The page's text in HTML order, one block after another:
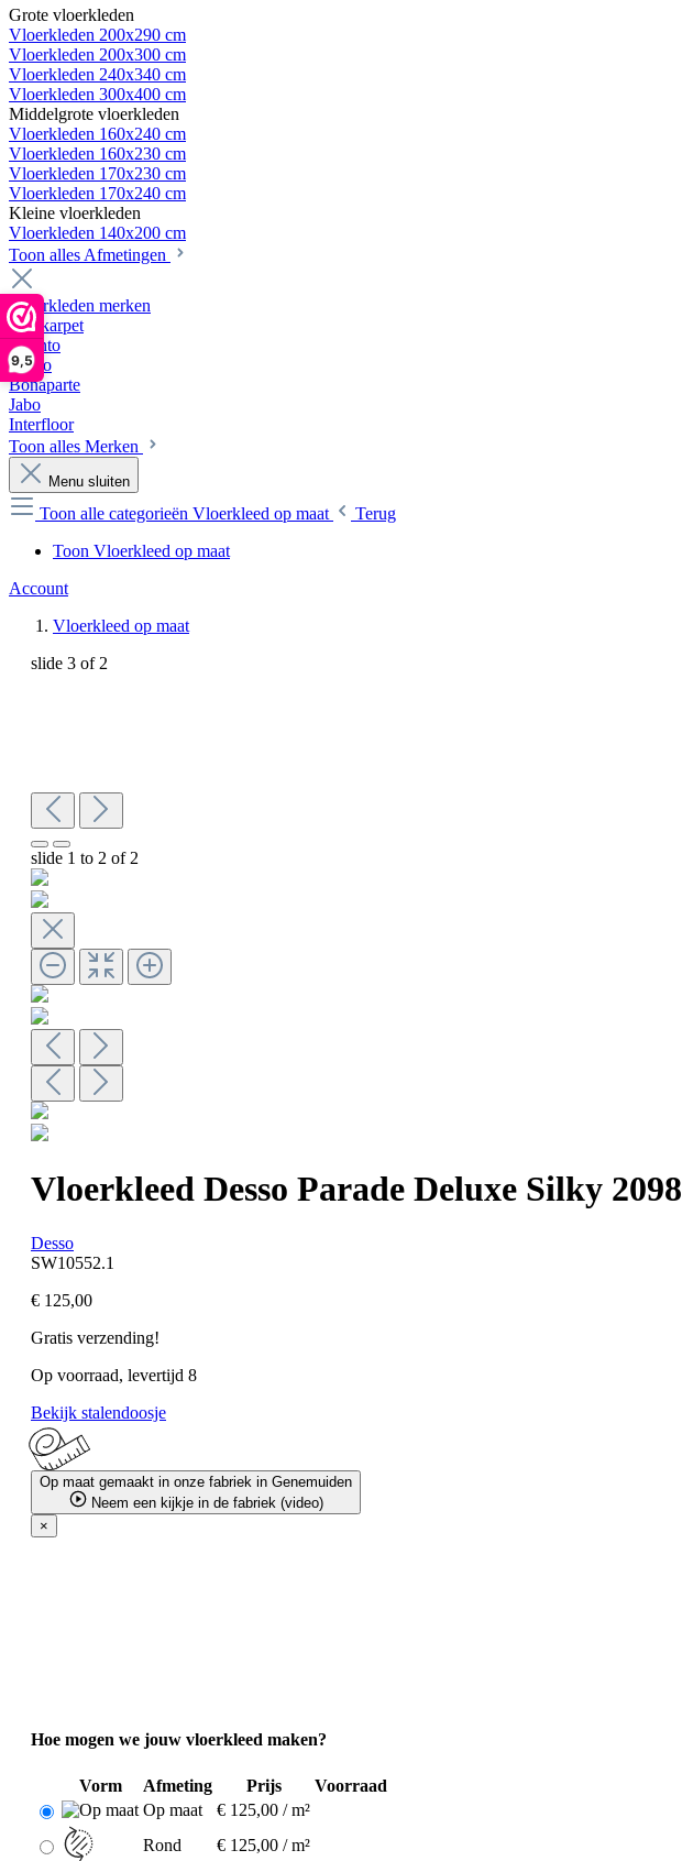
9,5
Grote vloerkleden
Vloerkleden 200x290 cm
Vloerkleden 200x300 cm
Vloerkleden 240x340 cm
Vloerkleden 300x400 cm
Middelgrote vloerkleden
Vloerkleden 160x240 cm
Vloerkleden 160x230 cm
Vloerkleden 170x230 cm
Vloerkleden 170x240 cm
Kleine vloerkleden
Vloerkleden 140x200 cm
Toon alles Afmetingen
Vloerkleden merken
Webkarpet
Xilento
Desso
Bonaparte
Jabo
Interfloor
Toon alles Merken
Menu sluiten
Toon alle categorieën Vloerkleed op maat
Terug
Toon Vloerkleed op maat
Account
Vloerkleed op maat
slide 3 of 2
slide 1 to 2 of 2
Vloerkleed Desso Parade Deluxe Silky 2098
Desso
SW10552.1
€ 125,00
Gratis verzending!
Op voorraad, levertijd 8
Bekijk stalendoosje
Op maat gemaakt in onze fabriek in Genemuiden
Neem een kijkje in de fabriek (video)
×
Hoe mogen we jouw vloerkleed maken?
Vorm Afmeting Prijs
Voorraad
Op maat
€ 125,00 / m²
Rond
€ 125,00 / m²